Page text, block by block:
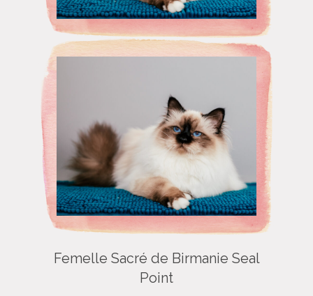
Femelle Sacré de Birmanie Seal
Point